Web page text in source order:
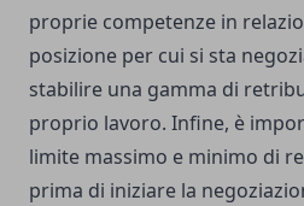
proprie competenze in
posizione per cui si sta
stabilire una gamma di
proprio lavoro. Infine, è
limite massimo e minimo di
prima di iniziare la